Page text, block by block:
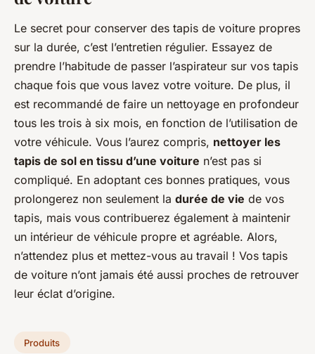
Le secret pour conserver des tapis de voiture propres
sur la durée, c’est l’entretien régulier. Essayez de
prendre l’habitude de passer l’aspirateur sur vos tapis
chaque fois que vous lavez votre voiture. De plus, il
est recommandé de faire un nettoyage en profondeur
tous les trois à six mois, en fonction de l’utilisation de
votre véhicule. Vous l’aurez compris, nettoyer les
tapis de sol en tissu d’une voiture n’est pas si
compliqué. En adoptant ces bonnes pratiques, vous
prolongerez non seulement la durée de vie de vos
tapis, mais vous contribuerez également à maintenir
un intérieur de véhicule propre et agréable. Alors,
n’attendez plus et mettez-vous au travail ! Vos tapis
de voiture n’ont jamais été aussi proches de retrouver
leur éclat d’origine.
Produits